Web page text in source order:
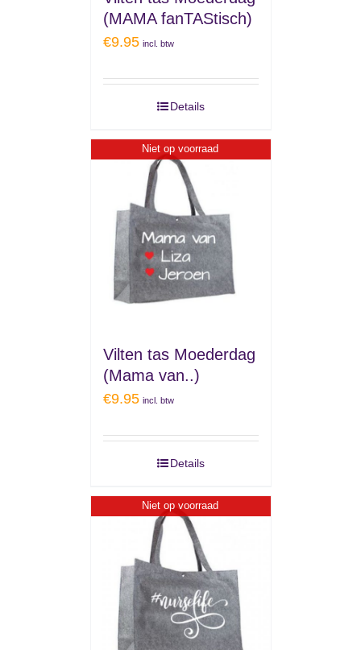
(MAMA fanTAStisch)
€9.95 incl. btw
Details
Niet op voorraad
Vilten tas Moederdag
(Mama van..)
€9.95 incl. btw
Details
Niet op voorraad